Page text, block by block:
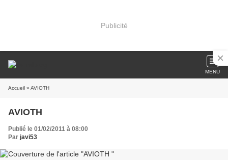
Publicité
MENU
Accueil » AVIOTH
AVIOTH
Publié le 01/02/2011 à 08:00
Par javi53